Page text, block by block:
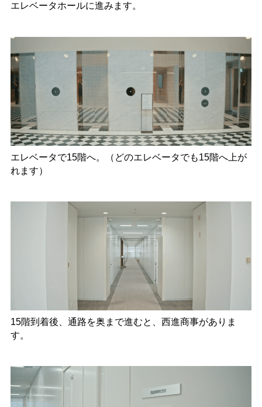
エレベータホールに進みます。
エレベータで15階へ。（どのエレベータでも15階へ上が
れます）
15階到着後、通路を奥まで進むと、西進商事がありま
す。